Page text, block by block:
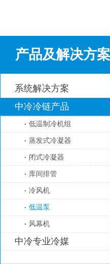
产品及解决方案
系统解决方案
中冷冷链产品
低温制冷机组
蒸发式冷凝器
闭式冷凝器
库间排管
冷风机
低温泵
风幕机
中冷专业冷媒